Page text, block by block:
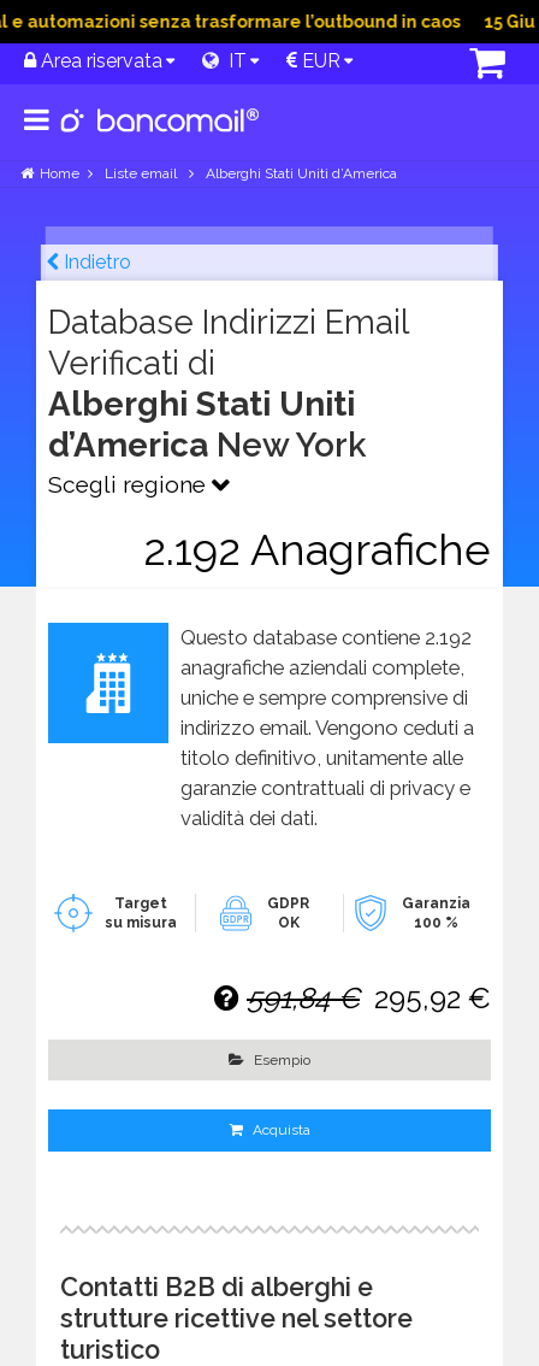
senza trasformare l’outbound in caos 15 Giu
Area riservata IT EUR
Home Liste email Alberghi Stati Uniti d’America
Indietro
Database Indirizzi Email
Verificati di
Alberghi Stati Uniti
d’America New York
Scegli regione
2.192 Anagrafiche
Questo database contiene 2.192
anagrafiche aziendali complete,
uniche e sempre comprensive di
indirizzo email. Vengono ceduti a
titolo definitivo, unitamente alle
garanzie contrattuali di privacy e
validità dei dati.
Target
su misura
GDPR
OK
Garanzia
100 %
591,84 € 295,92 €
Esempio
Acquista
Contatti B2B di alberghi e
strutture ricettive nel settore
turistico